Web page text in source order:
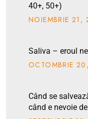
40+, 50+)
NOIEMBRIE21 ,
Saliva – eroul
OCTOMBRIE20
Când se
când e nevoie